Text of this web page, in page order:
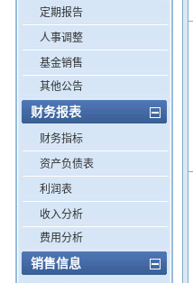
定期报告
人事调整
基金销售
其他公告
财务报表
财务指标
资产负债表
利润表
收入分析
费用分析
销售信息